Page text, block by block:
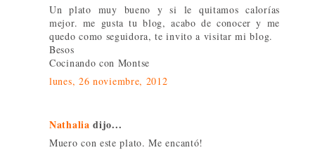
Un plato muy bueno y si le quitamos calorías
mejor. me gusta tu blog, acabo de conocer y me
quedo como seguidora, te invito a visitar mi blog.
Besos
Cocinando con Montse
lunes, 26 noviembre, 2012
Nathalia dijo...
Muero con este plato. Me encantó!